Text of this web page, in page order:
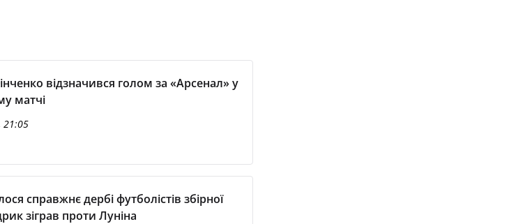
відзначився голом за «Арсенал» у
матчі
21:05
справжнє дербі футболістів збірної
зіграв проти Луніна